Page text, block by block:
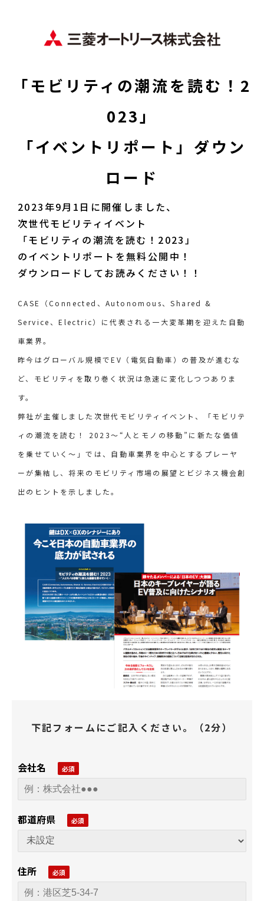
「モビリティの潮流を読む！2
023」
「イベントリポート」ダウン
ロード
2023年9月1日に開催しました、
次世代モビリティイベント
「モビリティの潮流を読む！2023」
のイベントリポートを無料公開中！
ダウンロードしてお読みください！！
CASE（Connected、Autonomous、Shared &
Service、Electric）に代表される一大変革期を迎えた自動
車業界。
昨今はグローバル規模でEV（電気自動車）の普及が進むな
ど、モビリティを取り巻く状況は急速に変化しつつありま
す。
弊社が主催しました次世代モビリティイベント、「モビリテ
ィの潮流を読む！ 2023～“人とモノの移動”に新たな価値
を乗せていく～」では、自動車業界を中心とするプレーヤ
ーが集結し、将来のモビリティ市場の展望とビジネス機会創
出のヒントを示しました。
下記フォームにご記入ください。（2分）
会社名
都道府県
住所